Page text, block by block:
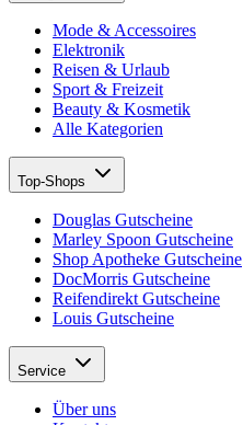
Mode & Accessoires
Elektronik
Reisen & Urlaub
Sport & Freizeit
Beauty & Kosmetik
Alle Kategorien
Top-Shops
Douglas Gutscheine
Marley Spoon Gutscheine
Shop Apotheke Gutscheine
DocMorris Gutscheine
Reifendirekt Gutscheine
Louis Gutscheine
Service
Über uns